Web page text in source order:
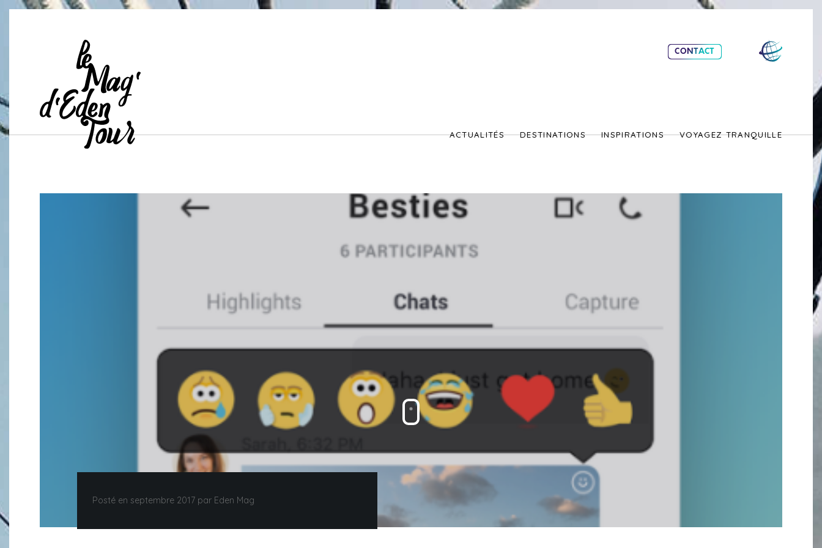
ACTUALITÉS DESTINATIONS INSPIRATIONS VOYAGEZ TRANQUILLE
CONTACT
Posté en septembre 2017 par Eden Mag